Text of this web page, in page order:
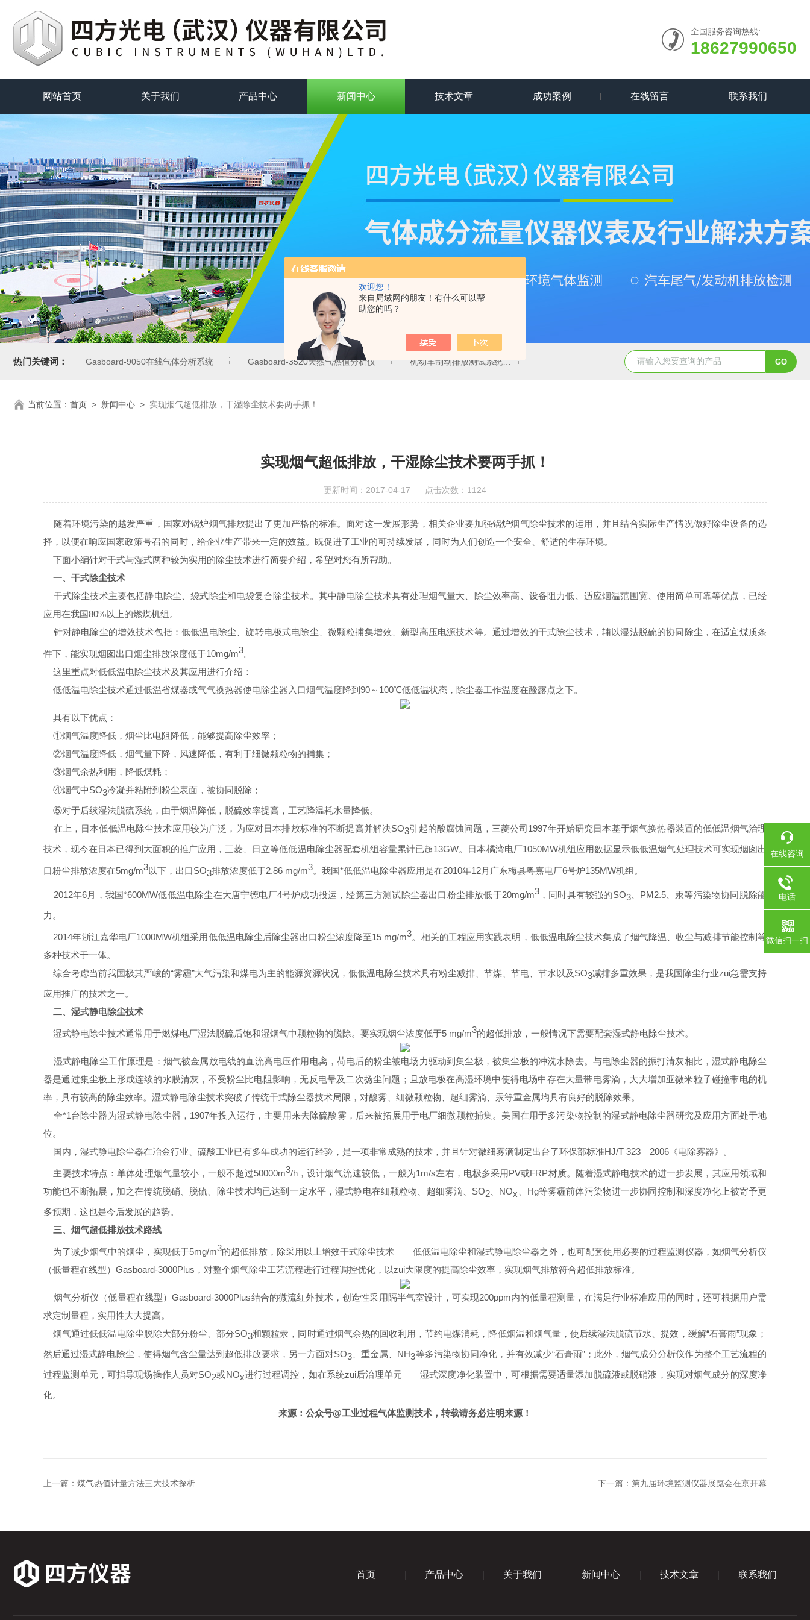
欢迎您！
来自局域网的朋友！有什么可以帮
助您的吗？
全国服务咨询热线:
18627990650
网站首页 关于我们 产品中心 新闻中心 技术文章 成功案例 在线留言 联系我们
热门关键词： Gasboard-9050在线气体分析系统 Gasboard-3520天然气热值分析仪 机动车制动排放测试系统 Gasboard-9300氧气检测仪 Gasboard-9300氧含量检测仪
当前位置： 首页 > 新闻中心 > 实现烟气超低排放，干湿除尘技术要两手抓！
实现烟气超低排放，干湿除尘技术要两手抓！
更新时间：2017-04-17 点击次数：1124
随着环境污染的越发严重，国家对锅炉烟气排放提出了更加严格的标准。面对这一发展形势，相关企业要加强锅炉烟气除尘技术的运用，并且结合实际生产情况做好除尘设备的选
择 ，以便在响应国家政策号召的同时，给企业生产带来一定的效益。既促进了工业的可持续发展，同时为人们创造一个安全、舒适的生存环境。
下面小编针对干式与湿式两种较为实用的除尘技术进行简要介绍，希望对您有所帮助。
一、干式除尘技术
干式除尘技术主要包括静电除尘、袋式除尘和电袋复合除尘技术。其中静电除尘技术具有处理烟气量大、除尘效率高、设备阻力低、适应烟温范围宽、使用简单可靠等优点，已经
应用在我国80%以上的燃煤机组。
针对静电除尘的增效技术包括：低低温电除尘、旋转电极式电除尘、微颗粒捕集增效、新型高压电源技术等。通过增效的干式除尘技术，辅以湿法脱硫的协同除尘，在适宜煤质条
件下，能实现烟囱出口烟尘排放浓度低于10mg/m3。
这里重点对低低温电除尘技术及其应用进行介绍：
低低温电除尘技术通过低温省煤器或气气换热器使电除尘器入口烟气温度降到 90～ 100℃低低温状态，除尘器工作温度在酸露点之下。
具有以下优点：
①烟气温度降低，烟尘比电阻降低，能够提高除尘效率；
②烟气温度降低，烟气量下降，风速降低，有利于细微颗粒物的捕集；
③烟气余热利用，降低煤耗；
④烟气中SO3冷凝并粘附到粉尘表面，被协同脱除；
⑤对于后续湿法脱硫系统，由于烟温降低，脱硫效率提高，工艺降温耗水量降低。
在上，日本低低温电除尘技术应用较为广泛，为应对日本排放标准的不断提高并解决SO3引起的酸腐蚀问题，三菱公司1997年开始研究日本基于烟气换热器装置的低低温烟气治理
技术，现今在日本已得到大面积的推广应用，三菱、日立等低低温电除尘器配套机组容量累计已超13GW。日本橘湾电厂1050MW机组应用数据显示低低温烟气处理技术可实现烟囱出
口粉尘排放浓度在5mg/m3以下，出口SO3排放浓度低于2.86 mg/m3。我国*低低温电除尘器应用是在2010年12月广东梅县粤嘉电厂6号炉135MW机组。
2012年6月，我国*600MW低低温电除尘在大唐宁德电厂4号炉成功投运，经第三方测试除尘器出口粉尘排放低于20mg/m3，同时具有较强的SO3、 PM2.5、汞等污染物协同脱除能
力。
2014年浙江嘉华电厂1000MW机组采用低低温电除尘后除尘器出口粉尘浓度降至15 mg/m3。相关的工程应用实践表明，低低温电除尘技术集成了烟气降温、收尘与减排节能控制等
多种技术于一体。
综合考虑当前我国极其严峻的“雾霾”大气污染和煤电为主的能源资源状况，低低温电除尘技术具有粉尘减排、节煤、节电、节水以及 SO3减排多重效果，是我国除尘行业zui急需支持
应用推广的技术之一。
二、湿式静电除尘技术
湿式静电除尘技术通常用于燃煤电厂湿法脱硫后饱和湿烟气中颗粒物的脱除。要实现烟尘浓度低于5 mg/m3的超低排放，一般情况下需要配套湿式静电除尘技术。
湿式静电除尘工作原理是 ： 烟气被金属放电线的直流高电压作用电离，荷电后的粉尘被电场力驱动到集尘极，被集尘极的冲洗水除去。与电除尘器的振打清灰相比，湿式静电除尘
器是通过集尘极上形成连续的水膜清灰，不受粉尘比电阻影响，无反电晕及二次扬尘问题 ； 且放电极在高湿环境中使得电场中存在大量带电雾滴，大大增加亚微米粒子碰撞带电的机
率，具有较高的除尘效率。湿式静电除尘技术突破了传统干式除尘器技术局限，对酸雾、细微颗粒物、超细雾滴、汞等重金属均具有良好的脱除效果。
全*1台除尘器为湿式静电除尘器， 1907年投入运行，主要用来去除硫酸雾，后来被拓展用于电厂细微颗粒捕集。美国在用于多污染物控制的湿式静电除尘器研究及应用方面处于地
位。
国内，湿式静电除尘器在冶金行业、硫酸工业已有多年成功的运行经验，是一项非常成熟的技术，并且针对微细雾滴制定出台了环保部标准HJ/T 323—2006 《电除雾器》。
主要技术特点 ：单体处理烟气量较小，一般不超过50000m3/h，设计烟气流速较低，一般为1m/s左右，电极多采用PV或FRP材质。随着湿式静电技术的进一步发展，其应用领域和
功能也不断拓展，加之在传统脱硝、脱硫、除尘技术均已达到一定水平，湿式静电在细颗粒物、超细雾滴、 SO2 NOx Hg等雾霾前体污染物进一步协同控制和深度净化上被寄予更
多预期，这也是今后发展的趋势。
三、烟气超低排放技术路线
为了减少烟气中的烟尘，实现低于5mg/m3的超低排放，除采用 以上增效干式除尘技术——低低温电除尘和湿式静电除尘器之外，也可配套使用必要的过程监测仪器，如烟气分析仪
（低量程在线型）Gasboard-3000Plus，对整个烟气除尘工艺流程进行过程调控优化，以zui大限度的提高除尘效率，实现烟气排放符合超低排放标准。
烟气分析仪（低量程在线型）Gasboard-3000Plus结合的微流红外技术，创造性采用隔半气室设计，可实现200ppm内的低量程测量，在满足行业标准应用的同时，还可根据用户需
求定制量程，实用性大大提高。
烟气通过低低温电除尘脱除大部分粉尘、部分SO3和颗粒汞，同时通过烟气余热的回收利用，节约电煤消耗，降低烟温和烟气量，使后续湿法脱硫节水、提效，缓解“石膏雨”现象；
然后通过湿式静电除尘，使得烟气含尘量达到超低排放要求，另一方面对SO3 、重金属、 NH3等多污染物协同净化，并有效减少“石膏雨”；此外，烟气成分分析仪作为整个工艺流程的
过程监测单元，可指导现场操作人员对SO2或NOx进行过程调控，如在系统zui后治理单元——湿式深度净化装置中，可根据需要适量添加脱硫液或脱硝液，实现对烟气成分的深度净
化。
来源：公众号@工业过程气体监测技术，转载请务必注明来源！
上一篇： 煤气热值计量方法三大技术探析 下一篇： 第九届环境监测仪器展览会在京开幕
首页 产品中心 关于我们 新闻中心 技术文章 联系我们
在线咨询
电话
微信扫一扫